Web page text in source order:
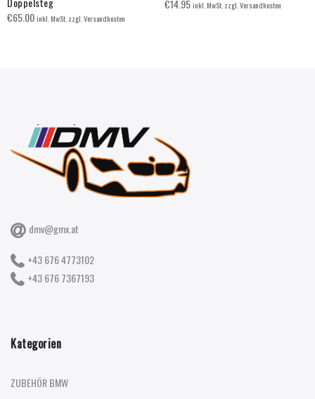
€65.00inkl. MwSt. zzgl. Versandkosten
€14.95inkl. MwSt. zzgl. Versandkosten
dmv@gmx.at
+43 676 4773102
+43 676 7367193
Kategorien
ZUBEHÖR BMW